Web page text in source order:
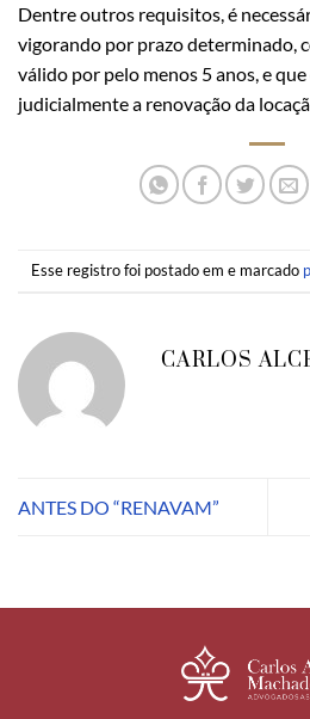
Dentre outros requisitos, é
vigorando por prazo determinado,
válido por pelo menos 5 anos, e
judicialmente a renovação da
Esse registro foi postado em e marcado
CARLOS
ANTES DO “RENAVAM”